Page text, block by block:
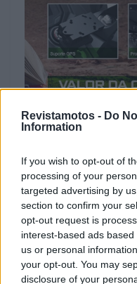
Revistamotos - Do
Information
If you wish to opt-out of
processing of your
targeted advertising by
section to confirm your
opt-out request is
interest-based ads
us or personal
your opt-out. You may
disclosure of your
A campanha, que é
pode ser combinada
aqueles que desejam
e preparada para
uma oportunidade
SE com todas as
incluídas.